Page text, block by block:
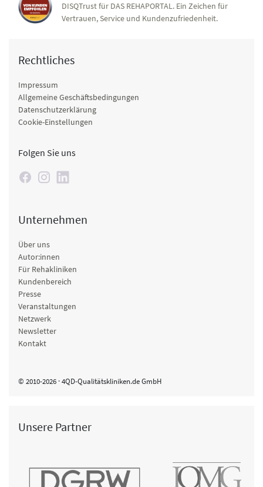
DISQTrust für DAS REHAPORTAL. Ein Zeichen für
Vertrauen, Service und Kundenzufriedenheit.
Rechtliches
Impressum
Allgemeine Geschäftsbedingungen
Datenschutzerklärung
Cookie-Einstellungen
Folgen Sie uns
Unternehmen
Über uns
Autor:innen
Für Rehakliniken
Kundenbereich
Presse
Veranstaltungen
Netzwerk
Newsletter
Kontakt
© 2010-2026 · 4QD-Qualitätskliniken.de GmbH
Unsere Partner